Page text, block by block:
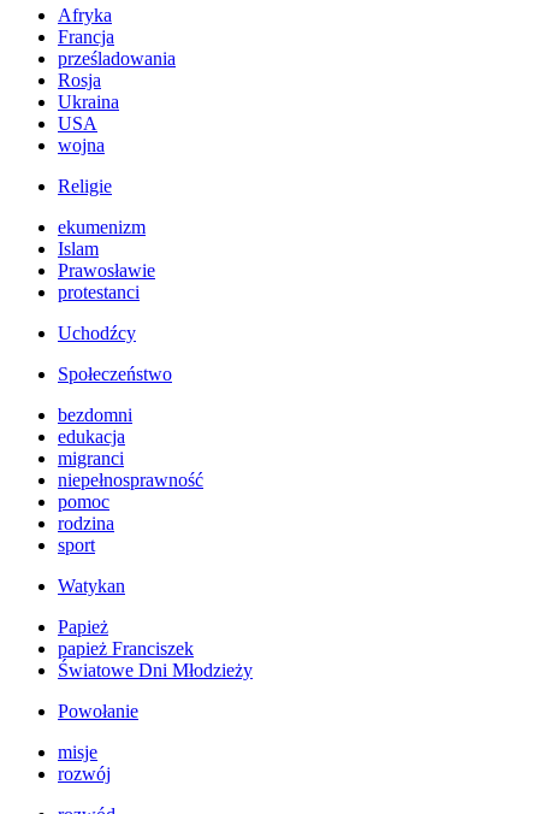
Afryka
Francja
prześladowania
Rosja
Ukraina
USA
wojna
Religie
ekumenizm
Islam
Prawosławie
protestanci
Uchodźcy
Społeczeństwo
bezdomni
edukacja
migranci
niepełnosprawność
pomoc
rodzina
sport
Watykan
Papież
papież Franciszek
Światowe Dni Młodzieży
Powołanie
misje
rozwój